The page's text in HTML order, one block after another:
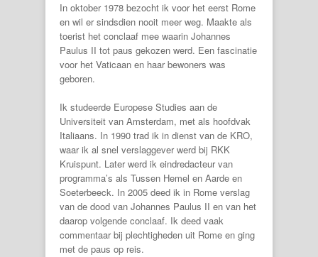
In oktober 1978 bezocht ik voor het eerst Rome
en wil er sindsdien nooit meer weg. Maakte als
toerist het conclaaf mee waarin Johannes
Paulus II tot paus gekozen werd. Een fascinatie
voor het Vaticaan en haar bewoners was
geboren.
Ik studeerde Europese Studies aan de
Universiteit van Amsterdam, met als hoofdvak
Italiaans. In 1990 trad ik in dienst van de KRO,
waar ik al snel verslaggever werd bij RKK
Kruispunt. Later werd ik eindredacteur van
programma’s als Tussen Hemel en Aarde en
Soeterbeeck. In 2005 deed ik in Rome verslag
van de dood van Johannes Paulus II en van het
daarop volgende conclaaf. Ik deed vaak
commentaar bij plechtigheden uit Rome en ging
met de paus op reis.